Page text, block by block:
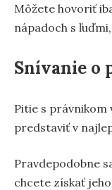
Môžete hovoriť
nápadoch s
Snívanie o
Pitie s právnikom
predstaviť v
Pravdepodobne
chcete získať